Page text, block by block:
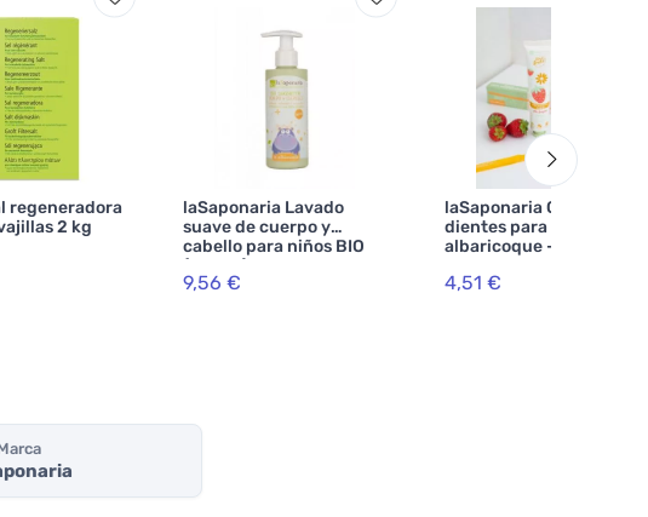
regeneradora
2 kg
laSaponaria Lavado
suave de cuerpo y
cabello para niños BIO
(190 ml)
9,56 €
laSaponaria Cepillo de
dientes para niños -
albaricoque - materiales
4,51 €